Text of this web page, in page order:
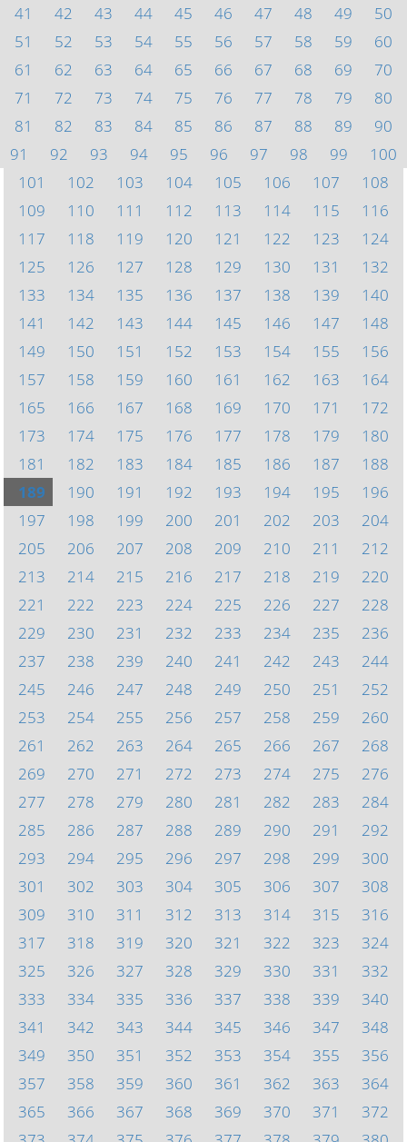
41
42 43 44 45 46 47 48 49
50
51
52 53 54 55 56 57 58 59
60
61
62 63 64 65 66 67 68 69
70
71
72 73 74 75 76 77 78 79
80
81
82 83 84 85 86 87 88 89
90
91
92 93 94 95 96 97 98 99
100
101
102 103 104 105 106 107
108
109
110 111 112 113 114 115
116
117
118 119 120 121 122 123
124
125
126 127 128 129 130 131
132
133
134 135 136 137 138 139
140
141
142 143 144 145 146 147
148
149
150 151 152 153 154 155
156
157
158 159 160 161 162 163
164
165
166 167 168 169 170 171
172
173
174 175 176 177 178 179
180
181
182 183 184 185 186 187
188
189
190 191 192 193 194 195
196
197
198 199 200 201 202 203
204
205
206 207 208 209 210 211
212
213
214 215 216 217 218 219
220
221
222 223 224 225 226 227
228
229
230 231 232 233 234 235
236
237
238 239 240 241 242 243
244
245
246 247 248 249 250 251
252
253
254 255 256 257 258 259
260
261
262 263 264 265 266 267
268
269
270 271 272 273 274 275
276
277
278 279 280 281 282 283
284
285
286 287 288 289 290 291
292
293
294 295 296 297 298 299
300
301
302 303 304 305 306 307
308
309
310 311 312 313 314 315
316
317
318 319 320 321 322 323
324
325
326 327 328 329 330 331
332
333
334 335 336 337 338 339
340
341
342 343 344 345 346 347
348
349
350 351 352 353 354 355
356
357
358 359 360 361 362 363
364
365
366 367 368 369 370 371
372